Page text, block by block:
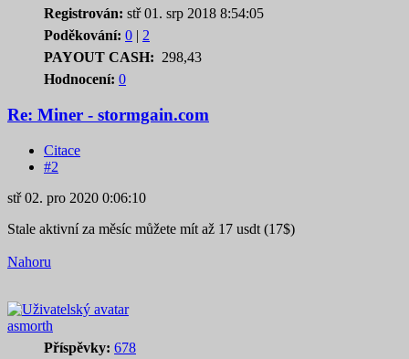
Registrován: stř 01. srp 2018 8:54:05
Poděkování: 0 | 2
PAYOUT CASH: 298,43
Hodnocení: 0
Re: Miner - stormgain.com
Citace
#2
stř 02. pro 2020 0:06:10
Stale aktivní za měsíc můžete mít až 17 usdt (17$)
Nahoru
asmorth
Příspěvky: 678